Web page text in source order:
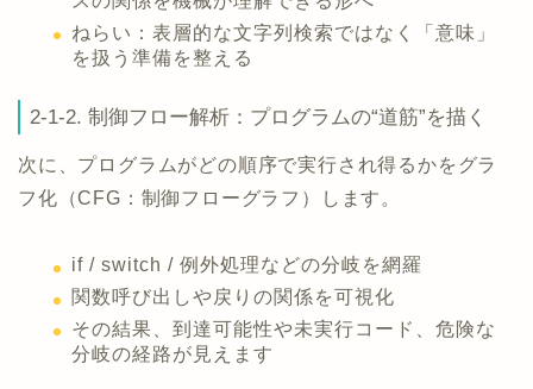
ねらい：表層的な文字列検索ではなく「意味」
を扱う準備を整える
2-1-2. 制御フロー解析：プログラムの“道筋”を描く
次に、プログラムがどの順序で実行され得るかをグラ
フ化（CFG：制御フローグラフ）します。
if / switch / 例外処理などの分岐を網羅
関数呼び出しや戻りの関係を可視化
その結果、到達可能性や未実行コード、危険な
分岐の経路が見えます